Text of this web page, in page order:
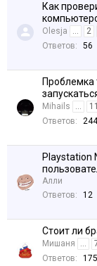
Как
Olesja ... 2
Ответов:
56
Проблемка
Mihails ... 11
Ответов:
244
Playstation
Алли
Ответов:
12
Стоит ли
Мишаня ...
Ответов:
175